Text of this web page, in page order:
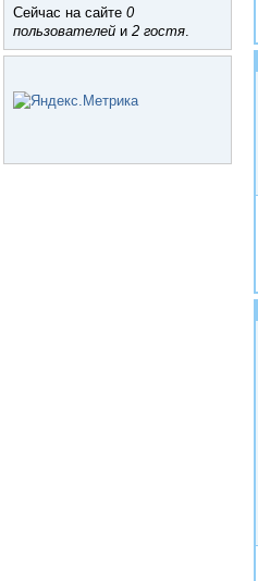
Сейчас на сайте 0
пользователей и 2 гостя.